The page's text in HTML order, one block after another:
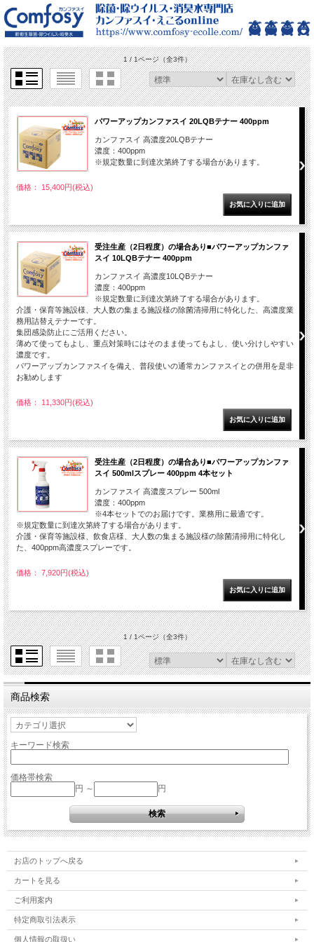
1 / 1ページ（全3件）
パワーアップカンファスイ 20LQBテナー 400ppm
カンファスイ 高濃度20LQBテナー
濃度：400ppm
※規定数量に到達次第終了する場合があります。
価格： 15,400円(税込)
受注生産（2日程度）の場合あり■パワーアップカンファ
スイ 10LQBテナー 400ppm
カンファスイ 高濃度10LQBテナー
濃度：400ppm
※規定数量に到達次第終了する場合があります。
介護・保育等施設様、大人数の集まる施設様の除菌清掃用に特化した、高濃度業
務用詰替えテナーです。
集団感染防止にご活用ください。
薄めて使ってもよし、重点対策時にはそのまま使ってもよし、使い分けしやすい
濃度です。
パワーアップカンファスイを備え、普段使いの通常カンファスイとの併用を是非
お勧めします
価格： 11,330円(税込)
受注生産（2日程度）の場合あり■パワーアップカンファ
スイ 500mlスプレー 400ppm 4本セット
カンファスイ 高濃度スプレー 500ml
濃度：400ppm
※4本セットでのお届けです。業務用に最適です。
※規定数量に到達次第終了する場合があります。
介護・保育等施設様、飲食店様、大人数の集まる施設様の除菌清掃用に特化し
た、400ppm高濃度スプレーです。
価格： 7,920円(税込)
1 / 1ページ（全3件）
商品検索
キーワード検索
価格帯検索
円 ～
円
お店のトップへ戻る
カートを見る
ご利用案内
特定商取引法表示
個人情報の取扱い